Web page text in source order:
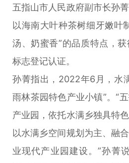
五指山市人民政府副市长孙
以海南大叶种茶树细牙嫩叶
汤、奶蜜香”的品质特点，
标志登记认证。
孙菁指出，2022年6月，水
雨林茶园特色产业小镇”。“
产业园，依托水满乡独具特
以水满乡空间规划为主、融
业现代产业园建设。”孙菁